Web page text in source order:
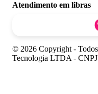
Atendimento em libras
© 2026 Copyright -
Tecnologia LTDA -